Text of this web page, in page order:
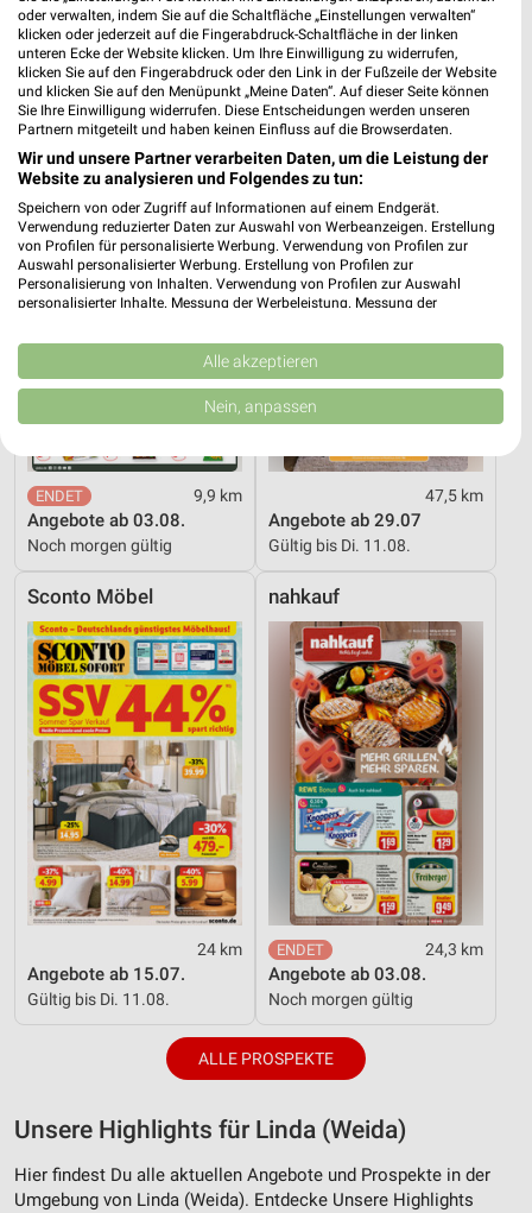
24 km
Angebote ab 15.07.
Gültig bis Di. 11.08.
24 km
Angebote ab 15.07.
Gültig bis Di. 11.08.
9,9 km
Angebote ab 03.08.
Noch morgen gültig
47,5 km
Angebote ab 29.07
Gültig bis Di. 11.08.
Sconto Möbel
24 km
Angebote ab 15.07.
Gültig bis Di. 11.08.
nahkauf
24,3 km
Angebote ab 03.08.
Noch morgen gültig
ALLE PROSPEKTE
Unsere Highlights für Linda (Weida)
Hier findest Du alle aktuellen Angebote und Prospekte in der
Umgebung von Linda (Weida). Entdecke Unsere Highlights
oder verwalten, indem Sie auf die Schaltfläche „Einstellungen verwalten“
klicken oder jederzeit auf die Fingerabdruck-Schaltfläche in der linken
unteren Ecke der Website klicken. Um Ihre Einwilligung zu widerrufen,
klicken Sie auf den Fingerabdruck oder den Link in der Fußzeile der Website
und klicken Sie auf den Menüpunkt „Meine Daten“. Auf dieser Seite können
Sie Ihre Einwilligung widerrufen. Diese Entscheidungen werden unseren
Partnern mitgeteilt und haben keinen Einfluss auf die Browserdaten.
Wir und unsere Partner verarbeiten Daten, um die Leistung der
Website zu analysieren und Folgendes zu tun:
Speichern von oder Zugriff auf Informationen auf einem Endgerät.
Verwendung reduzierter Daten zur Auswahl von Werbeanzeigen. Erstellung
von Profilen für personalisierte Werbung. Verwendung von Profilen zur
Auswahl personalisierter Werbung. Erstellung von Profilen zur
Personalisierung von Inhalten. Verwendung von Profilen zur Auswahl
personalisierter Inhalte. Messung der Werbeleistung. Messung der
Kombinationen von Daten aus verschiedenen Quellen. Entwicklung und
Verbesserung der Angebote. Verwendung reduzierter Daten zur Auswahl
von Inhalten.
Daten können außerhalb der Europäischen Union weitergegeben und in die
Website/App.
Partnerliste anzeigen (1 IAB-Anbieter)
Wir nutzen Ihre Daten für folgende Zwecke:
IAB-Verarbeitungszwecke:
Speichern von oder Zugriff auf Informationen
auf einem Endgerät
Verwendung reduzierter Daten zur Auswahl von
Werbeanzeigen
Erstellung von Profilen für personalisierte
Werbung
Verwendung von Profilen zur Auswahl
personalisierter Werbung
Erstellung von Profilen zur Personalisierung
von Inhalten
personalisierter Inhalte
Messung der Werbeleistung
Messung der Performance von Inhalten
Kombinationen von Daten aus verschiedenen
Quellen
Entwicklung und Verbesserung der Angebote
Alle akzeptieren
Nein, anpassen